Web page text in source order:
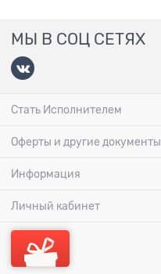
МЫ В СОЦ СЕТЯХ
Стать Исполнителем
Оферты и другие документы
Информация
Личный кабинет